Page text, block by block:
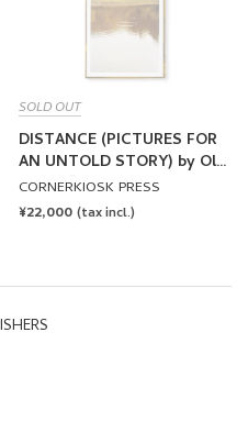
SOLD OUT
DISTANCE (PICTURES FOR
AN UNTOLD STORY) by Ola
Rindal [SPECIAL EDITION -
B]
CORNERKIOSK PRESS
REGULAR
¥22,000 (tax incl.)